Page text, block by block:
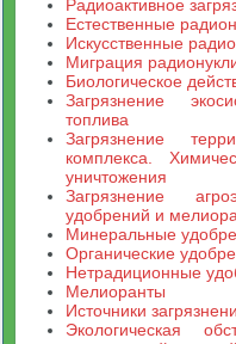
Радиоактивное
Естественные
Искусственные
Миграция
Биологическое
Загрязнение
топлива
Загрязнение
комплекса.
уничтожения
Загрязнение
удобрений и
Минеральные
Органические
Нетрадиционные
Мелиоранты
Источники
Экологическая